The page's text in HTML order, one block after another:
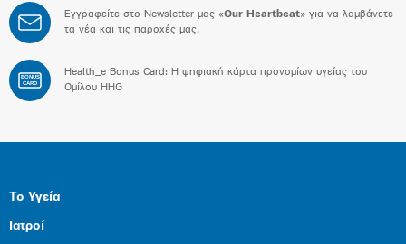
Εγγραφείτε στο Newsletter μας «Our Heartbeat» για να λαμβάνετε
τα νέα και τις παροχές μας.
BONUS
CARD
Health_e Bonus Card: H ψηφιακή κάρτα προνομίων υγείας του
Ομίλου HHG
Το Υγεία
Ιατροί